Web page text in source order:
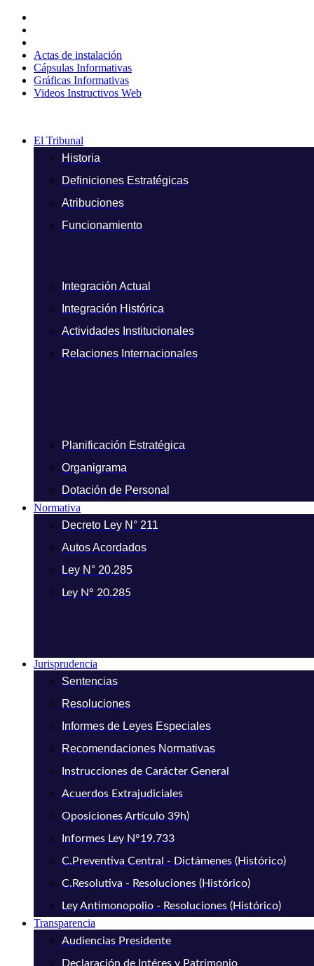
contenido
Actas de instalación
Cápsulas Informativas
Gráficas Informativas
Videos Instructivos Web
El Tribunal
Historia
Definiciones Estratégicas
Atribuciones
Funcionamiento
Integración Actual
Integración Histórica
Actividades Institucionales
Relaciones Internacionales
Planificación Estratégica
Organigrama
Dotación de Personal
Normativa
Decreto Ley N° 211
Autos Acordados
Ley N° 20.285
Ley N° 20.285
Jurisprudencia
Sentencias
Resoluciones
Informes de Leyes Especiales
Recomendaciones Normativas
Instrucciones de Carácter General
Acuerdos Extrajudiciales
Oposiciones Artículo 39h)
Informes Ley N°19.733
C.Preventiva Central - Dictámenes (Histórico)
C.Resolutiva - Resoluciones (Histórico)
Ley Antimonopolio - Resoluciones (Histórico)
Transparencia
Audiencias Presidente
Declaración de Intéres y Patrimonio